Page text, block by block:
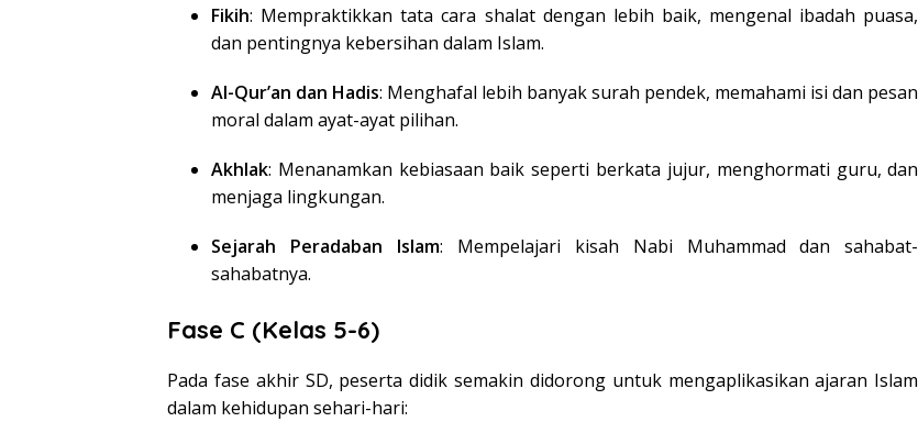
Fikih: Mempraktikkan tata cara shalat dengan lebih baik, mengenal ibadah puasa,
dan pentingnya kebersihan dalam Islam.
Al-Qur’an dan Hadis: Menghafal lebih banyak surah pendek, memahami isi dan pesan
moral dalam ayat-ayat pilihan.
Akhlak: Menanamkan kebiasaan baik seperti berkata jujur, menghormati guru, dan
menjaga lingkungan.
Sejarah Peradaban Islam: Mempelajari kisah Nabi Muhammad dan sahabat-
sahabatnya.
Fase C (Kelas 5-6)
Pada fase akhir SD, peserta didik semakin didorong untuk mengaplikasikan ajaran Islam
dalam kehidupan sehari-hari: